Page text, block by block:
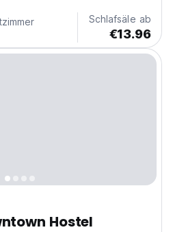
Schlafsäle ab
€13.96
Hostel